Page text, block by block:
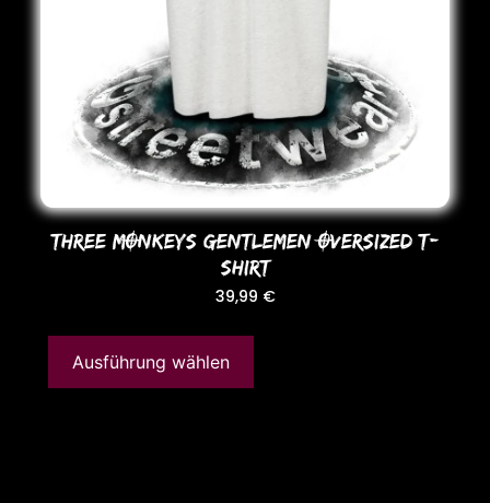
THREE MONKEYS GENTLEMEN OVERSIZED T-
SHIRT
39,99 €
Ausführung wählen